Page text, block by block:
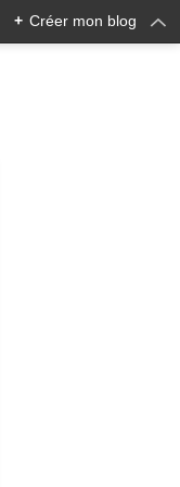
+ Créer mon blog